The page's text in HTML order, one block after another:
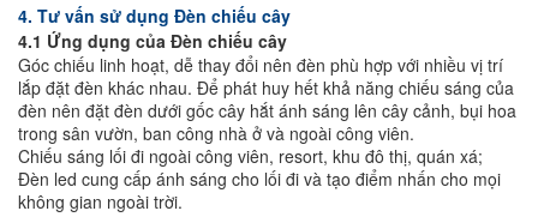
4. Tư vấn sử dụng Đèn chiếu cây
4.1 Ứng dụng của Đèn chiếu cây
Góc chiếu linh hoạt, dễ thay đổi nên đèn phù hợp với nhiều vị trí
lắp đặt đèn khác nhau. Để phát huy hết khả năng chiếu sáng của
đèn nên đặt đèn dưới gốc cây hắt ánh sáng lên cây cảnh, bụi hoa
trong sân vườn, ban công nhà ở và ngoài công viên.
Chiếu sáng lối đi ngoài công viên, resort, khu đô thị, quán xá;
Đèn led cung cấp ánh sáng cho lối đi và tạo điểm nhấn cho mọi
không gian ngoài trời.